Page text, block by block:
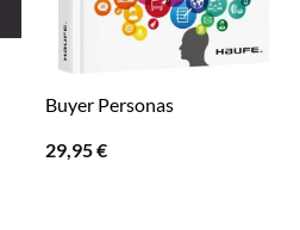
Buyer Personas
29,95€